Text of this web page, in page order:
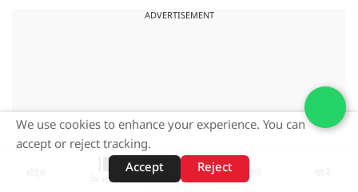
ADVERTISEMENT
वेब स्टोरीज़
We use cookies to enhance your experience. You can
accept or reject tracking.
Accept
Reject